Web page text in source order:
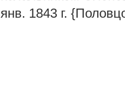
янв. 1843 г.